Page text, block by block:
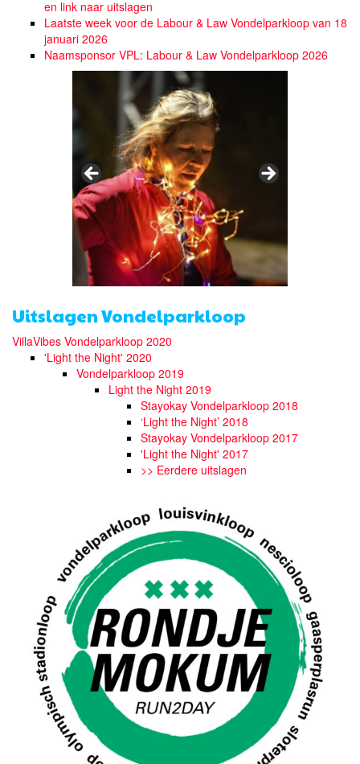
en link naar uitslagen
Laatste week voor de Labour & Law Vondelparkloop van 18
januari 2026
Naamsponsor VPL: Labour & Law Vondelparkloop 2026
Uitslagen Vondelparkloop
VillaVibes Vondelparkloop 2020
'Light the Night' 2020
Vondelparkloop 2019
Light the Night 2019
Stayokay Vondelparkloop 2018
‘Light the Night’ 2018
Stayokay Vondelparkloop 2017
'Light the Night' 2017
>> Eerdere uitslagen